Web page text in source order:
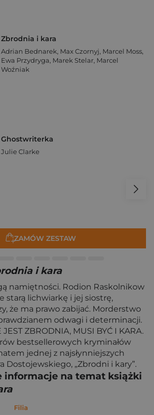
Zbrodnia i kara
Adrian Bednarek, Max Czornyj, Marcel Moss,
Ewa Przydryga, Marek Stelar, Marcel
Woźniak
Ghostwriterka
Julie Clarke
ZAMÓW ZESTAW
i kara
namiętności. Rodion Raskolnikow
starą lichwiarkę i jej siostrę,
że ma prawo zabijać. Morderstwo
odwagi i determinacji.
JEST ZBRODNIA, MUSI BYĆ I KARA.
bestsellerowych kryminałów
jednej z najsłynniejszych
Dostojewskiego, „Zbrodni i kary”.
informacje na temat książki
Filia